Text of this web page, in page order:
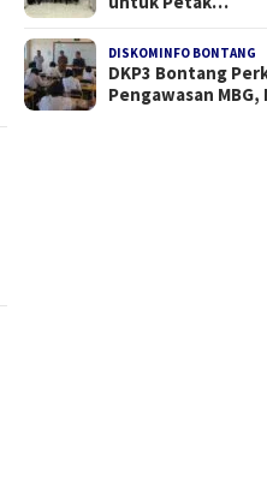
DISKOMINFO BONTANG
DKP3 Bontang
Pengawasan